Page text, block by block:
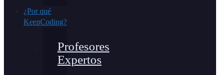
¿Por qué
KeepCoding?
Profesores
Expertos